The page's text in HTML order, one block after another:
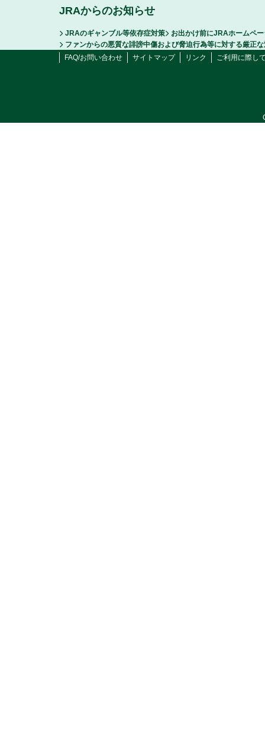
JRAからのお知らせ
JRAのギャンブル等依存症対策
お出かけ前にJRAホームペ
ファンからの悪質な誹謗中傷および脅迫行為等に対する厳正
FAQ/お問い合わせ
サイトマップ リンク ご利用に際し